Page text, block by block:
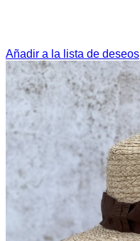
Añadir a la lista de deseos